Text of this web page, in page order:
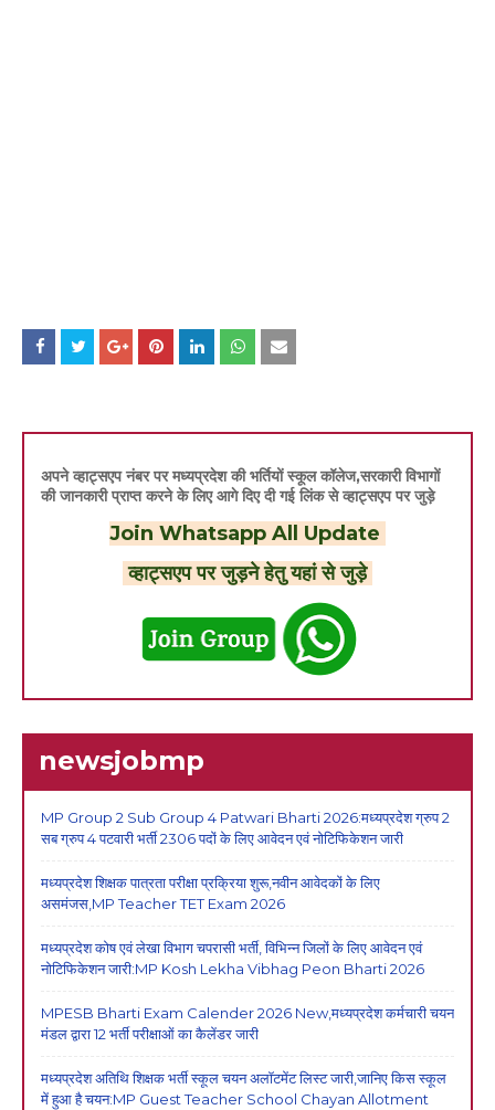
अपने व्हाट्सएप नंबर पर मध्यप्रदेश की भर्तियों स्कूल कॉलेज,सरकारी विभागों
की जानकारी प्राप्त करने के लिए आगे दिए दी गई लिंक से व्हाट्सएप पर जुड़े
Join Whatsapp All Update
व्हाट्सएप पर जुड़ने हेतु यहां से जुड़े
newsjobmp
MP Group 2 Sub Group 4 Patwari Bharti 2026:मध्यप्रदेश ग्रुप 2
सब ग्रुप 4 पटवारी भर्ती 2306 पदों के लिए आवेदन एवं नोटिफिकेशन जारी
मध्यप्रदेश शिक्षक पात्रता परीक्षा प्रक्रिया शुरू,नवीन आवेदकों के लिए
असमंजस,MP Teacher TET Exam 2026
मध्यप्रदेश कोष एवं लेखा विभाग चपरासी भर्ती, विभिन्न जिलों के लिए आवेदन एवं
नोटिफिकेशन जारी:MP Kosh Lekha Vibhag Peon Bharti 2026
MPESB Bharti Exam Calender 2026 New,मध्यप्रदेश कर्मचारी चयन
मंडल द्वारा 12 भर्ती परीक्षाओं का कैलेंडर जारी
मध्यप्रदेश अतिथि शिक्षक भर्ती स्कूल चयन अलॉटमेंट लिस्ट जारी,जानिए किस स्कूल
में हुआ है चयन:MP Guest Teacher School Chayan Allotment